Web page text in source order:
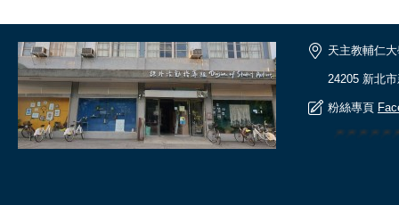
天主教輔仁
24205 新北
粉絲專頁